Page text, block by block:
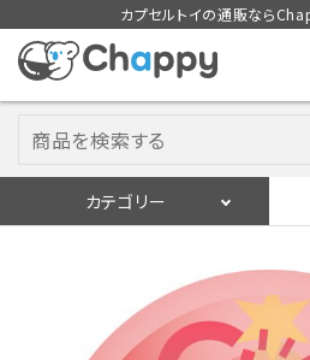
カプセルトイの通販なら
カテゴリー
入荷スケジュールをチェ